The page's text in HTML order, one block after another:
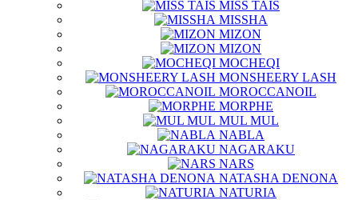
MISS TAIS
MISSHA
MIZON
MIZON
MOCHEQI
MONSHEERY LASH
MOROCCANOIL
MORPHE
MUL MUL
NABLA
NAGARAKU
NARS
NATASHA DENONA
NATURIA